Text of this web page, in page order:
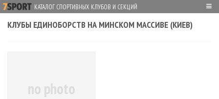
КАТАЛОГ СПОРТИВНЫХ КЛУБОВ И СЕКЦИЙ ≡
КЛУБЫ ЕДИНОБОРСТВ НА МИНСКОМ МАССИВЕ (КИЕВ)
no photo